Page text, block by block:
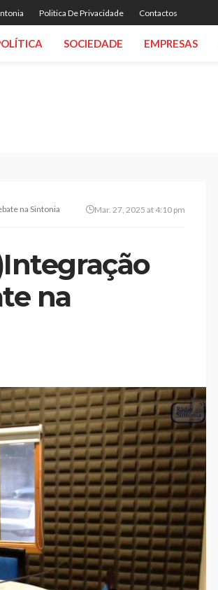
Politica De Privacidade Contactos
SOCIEDADE EMPRESAS
na Sintonia Mar. 27, 2025 at 4:10 pm
na
Custódia Gallego:
“Reconheci que esta
mulher talvez tenha sido
uma das primeiras
feministas”
Rádio Sintonia 8 horas atrás